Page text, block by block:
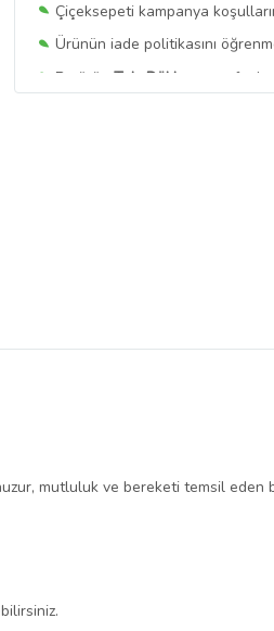
Çiçeksepeti kampanya
Ürünün iade politikasını
Bu ürün Takı Dükkanı
mutluluk ve bereketi temsil eden